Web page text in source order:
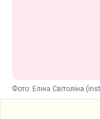
Фото: Еліна Світоліна